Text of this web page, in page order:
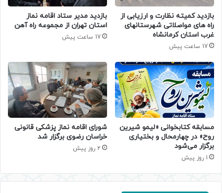
بازدید کمیته نظارت و ارزیابی از
راه های مواصلاتی شهرستانهای
غرب استان کرمانشاه
17 ساعت پیش
بازدید مدیر ستاد اقامه نماز
استان تهران از مجموعه راه آهن
17 ساعت پیش
مسابقه کتابخوانی «لیمو شیرین
روح» در چهارمحال و بختیاری
برگزار می‌شود
1 روز پیش
شورای اقامه نماز پزشکی قانونی
خراسان رضوی برگزار شد
2 روز پیش